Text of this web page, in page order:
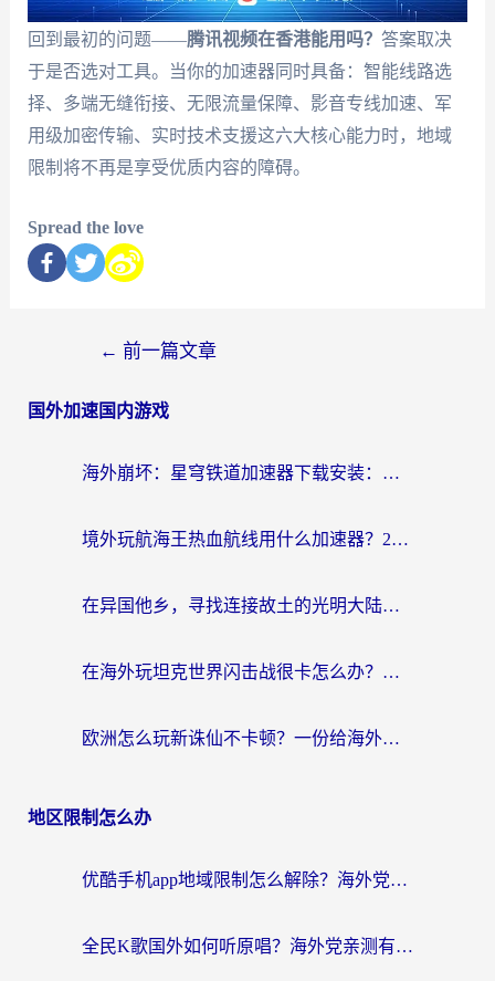
回到最初的问题——腾讯视频在香港能用吗？ 答案取决
于是否选对工具。当你的加速器同时具备：智能线路选
择、多端无缝衔接、无限流量保障、影音专线加速、军
用级加密传输、实时技术支援这六大核心能力时，地域
限制将不再是享受优质内容的障碍。
Spread the love
← 前一篇文章
国外加速国内游戏
海外崩坏：星穹铁道加速器下载安装：一份给游子的终极网络指南
境外玩航海王热血航线用什么加速器？2026海外玩家实测最优方案（附欧洲问道堡垒前线加速技巧）
在异国他乡，寻找连接故土的光明大陆免费加速器
在海外玩坦克世界闪击战很卡怎么办？老玩家亲测有效的加速器选择指南
欧洲怎么玩新诛仙不卡顿？一份给海外游子的国服游戏畅玩指南
地区限制怎么办
优酷手机app地域限制怎么解除？海外党亲测有效的追剧方案
全民K歌国外如何听原唱？海外党亲测有效的回国加速器选择指南